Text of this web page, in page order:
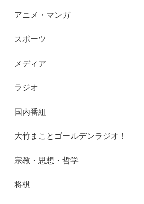
アニメ・マンガ
スポーツ
メディア
ラジオ
国内番組
大竹まことゴールデンラジオ！
宗教・思想・哲学
将棋